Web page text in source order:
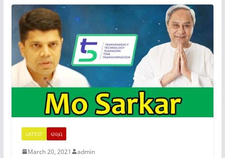
LATEST ରାଜ୍ୟ
March 20, 2021 admin